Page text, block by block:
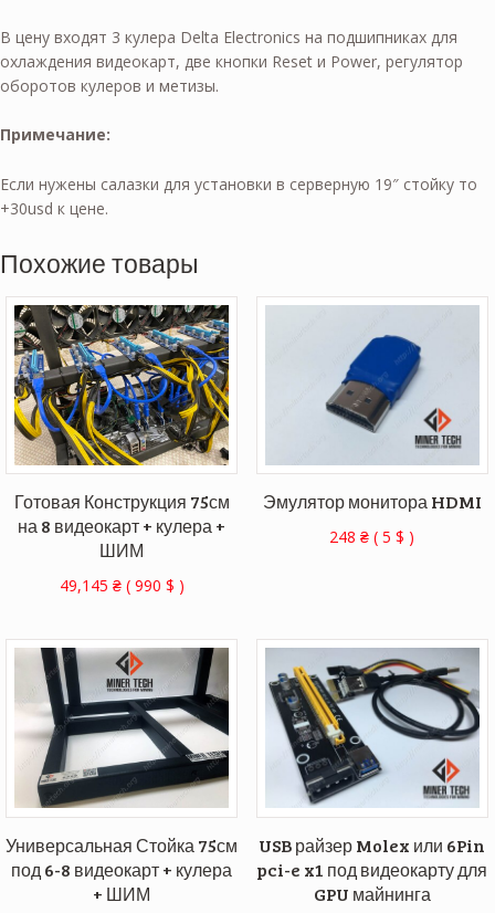
В цену входят 3 кулера Delta Electronics на подшипниках для
охлаждения видеокарт, две кнопки Reset и Power, регулятор
оборотов кулеров и метизы.
Примечание:
Если нужены салазки для установки в серверную 19″ стойку то
+30usd к цене.
Похожие товары
Готовая Конструкция 75см
на 8 видеокарт + кулера +
ШИМ
49,145 ₴( 990 $ )
Эмулятор монитора HDMI
248₴ (5$ )
Универсальная Стойка 75см
под 6-8 видеокарт + кулера
+ ШИМ
USB райзер Molex или 6Pin
pci-e x1 под видеокарту для
GPU майнинга